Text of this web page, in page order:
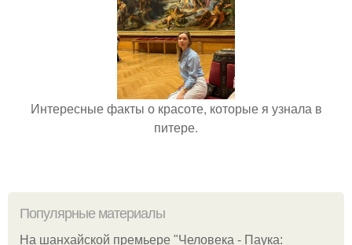
Интересные факты о красоте, которые я узнала в
питере.
Популярные материалы
На шанхайской премьере "Человека - Паука: